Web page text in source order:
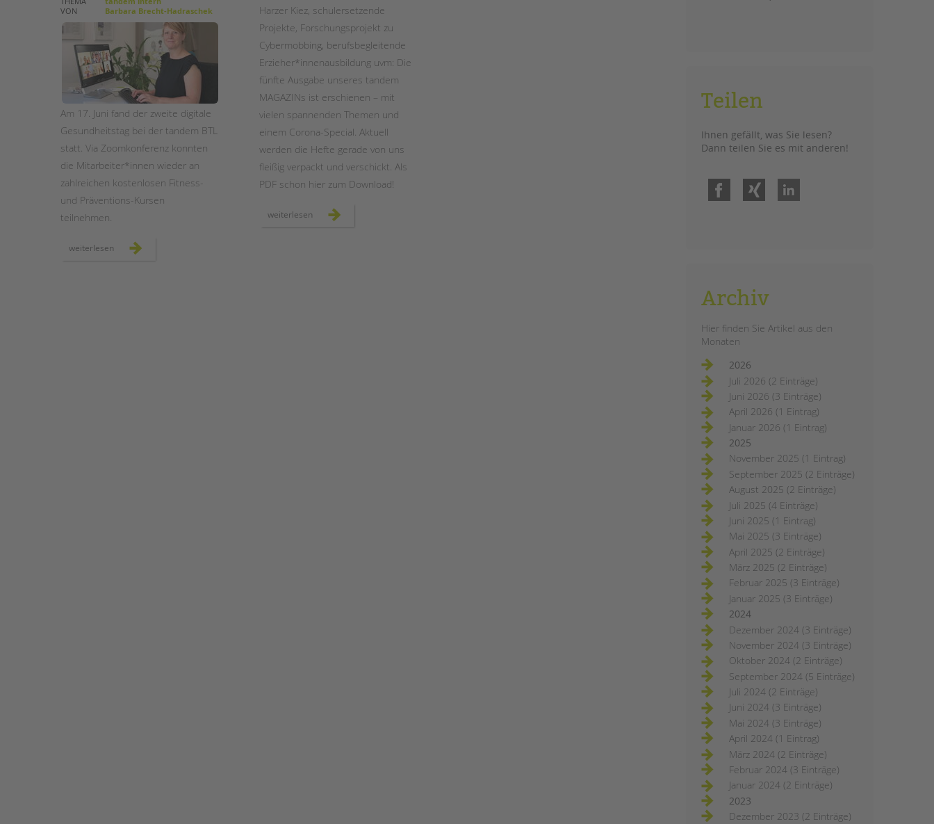
STADTTEILARBEIT
VON
Barbara Brecht-Hadraschek
Am 17. Juni fand der zweite digitale
Gesundheitstag bei der tandem BTL
statt. Via Zoomkonferenz konnten
die Mitarbeiter*innen wieder an
zahlreichen kostenlosen Fitness-
und Präventions-Kursen
teilnehmen.
weiterlesen zweiter
digitaler
Harzer Kiez, schulersetzende
Projekte, Forschungsprojekt zu
Cybermobbing, berufsbegleitende
Erzieher*innenausbildung uvm: Die
fünfte Ausgabe unseres tandem
MAGAZINs ist erschienen – mit
vielen spannenden Themen und
einem Corona-Special. Aktuell
werden die Hefte gerade von uns
fleißig verpackt und verschickt. Als
PDF schon hier zum Download!
weiterlesen ausgabe
Teilen
Ihnen gefällt, was Sie lesen?
Dann teilen Sie es mit anderen!
Facebook
Archiv
Hier finden Sie Artikel aus den
Monaten
2026
Juli 2026 (2 Einträge)
Juni 2026 (3 Einträge)
April 2026 (1 Eintrag)
Januar 2026 (1 Eintrag)
2025
November 2025 (1 Eintrag)
September 2025 (2 Einträge)
August 2025 (2 Einträge)
Juli 2025 (4 Einträge)
Juni 2025 (1 Eintrag)
Mai 2025 (3 Einträge)
April 2025 (2 Einträge)
März 2025 (2 Einträge)
Februar 2025 (3 Einträge)
Januar 2025 (3 Einträge)
2024
Dezember 2024 (3 Einträge)
November 2024 (3 Einträge)
Oktober 2024 (2 Einträge)
September 2024 (5 Einträge)
Juli 2024 (2 Einträge)
Juni 2024 (3 Einträge)
Mai 2024 (3 Einträge)
April 2024 (1 Eintrag)
März 2024 (2 Einträge)
Februar 2024 (3 Einträge)
Januar 2024 (2 Einträge)
2023
Dezember 2023 (2 Einträge)